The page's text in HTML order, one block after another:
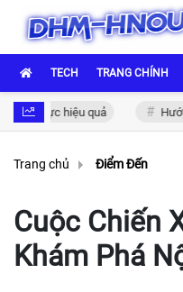
TECH TRANG CHÍNH
hiệu quả Hướng
Trang chủ Điểm Đến
Cuộc Chiến
Khám Phá